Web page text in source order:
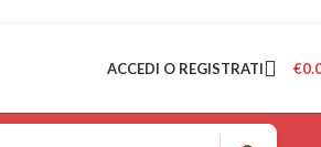
ACCEDI O REGISTRATI €